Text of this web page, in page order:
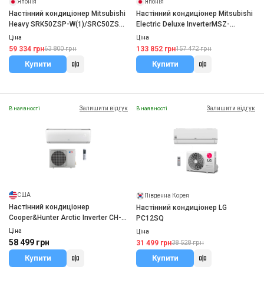
Японія
Настінний кондиціонер Mitsubishi
Heavy SRK50ZSP-W(1)/SRC50ZSP-
W(1)
Ціна
59 334 грн63 800 грн
Купити
Японія
Настінний кондиціонер Mitsubishi
Electric Deluxe InverterMSZ-
RW35VG/MUZ-RW35VGHZ
Ціна
133 852 грн157 472 грн
Купити
В наявності Залишити відгук
США
Настінний кондиціонер
Cooper&Hunter Arctic Inverter CH-
S24FTXLA2-NG WI-FI R32
Ціна
58 499 грн
Купити
В наявності Залишити відгук
Південна Корея
Настінний кондиціонер LG
PC12SQ
Ціна
31 499 грн38 528 грн
Купити